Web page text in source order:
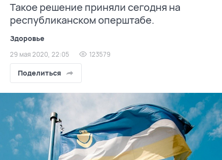
Такое решение приняли сегодня на
республиканском оперштабе.
Здоровье
29 мая 2020, 22:05 123579
Поделиться